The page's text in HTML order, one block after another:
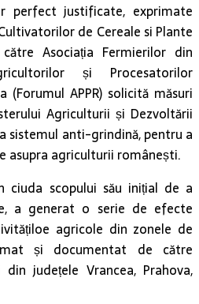
perfect justificate, exprimate
de Cereale si Plante
Asociația Fermierilor din
și Procesatorilor
(Forumul APPR) solicită măsuri
Agriculturii și Dezvoltării
sistemul anti-grindină, pentru a
asupra agriculturii românești.
ciuda scopului său inițial de a
a generat o serie de efecte
agricole din zonele de
și documentat de către
județele Vrancea, Prahova,